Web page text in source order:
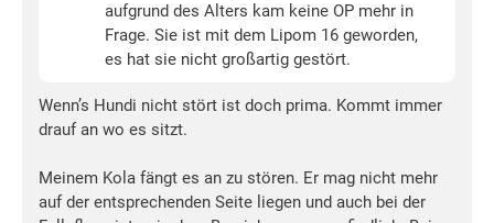
aufgrund des Alters kam keine OP mehr in
Frage. Sie ist mit dem Lipom 16 geworden,
es hat sie nicht großartig gestört.
Wenn’s Hundi nicht stört ist doch prima. Kommt immer
drauf an wo es sitzt.
Meinem Kola fängt es an zu stören. Er mag nicht mehr
auf der entsprechenden Seite liegen und auch bei der